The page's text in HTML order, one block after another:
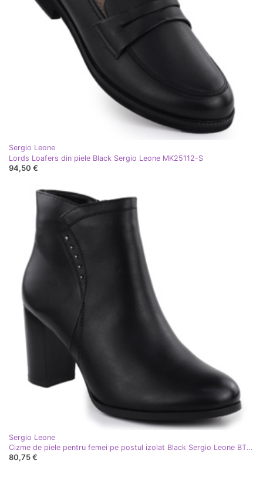
Sergio Leone
Lords Loafers din piele Black Sergio Leone MK25112-S
94,50 €
Sergio Leone
Cizme de piele pentru femei pe postul izolat Black Sergio Leone BT25015
80,75 €